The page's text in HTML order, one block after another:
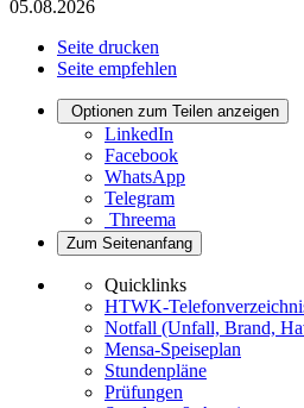
05.08.2026
Seite drucken
Seite empfehlen
Optionen zum Teilen anzeigen
LinkedIn
Facebook
WhatsApp
Telegram
Threema
Zum Seitenanfang
Quicklinks
HTWK-
Notfall (Unfall, Brand,
Mensa-Speiseplan
Stundenpläne
Prüfungen